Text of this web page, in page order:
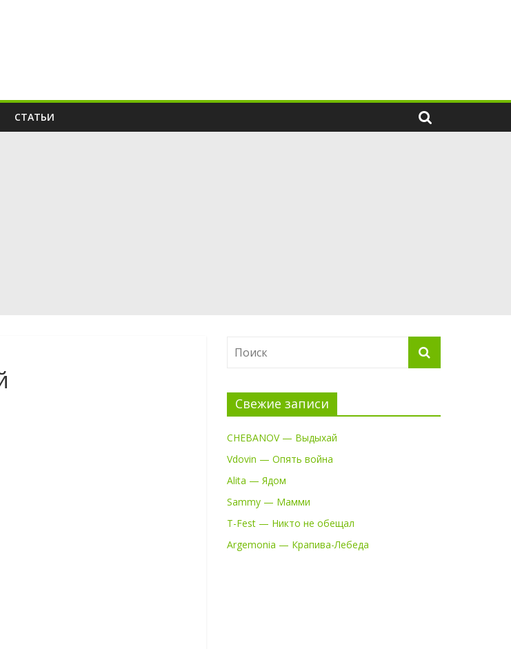
СТАТЬИ
Свежие записи
CHEBANOV — Выдыхай
Vdovin — Опять война
Alita — Ядом
Sammy — Мамми
T-Fest — Никто не обещал
Argemonia — Крапива-Лебеда